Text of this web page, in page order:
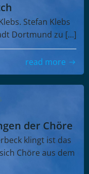
Stefan Klebs
Dortmund zu […]
read more
der Chöre
klingt ist das
Chöre aus dem